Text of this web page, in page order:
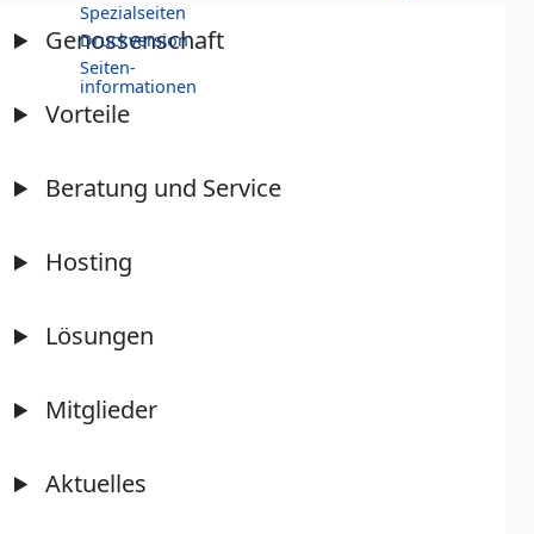
Spezialseiten
Druckversion
Seiten­­
informationen
Genossenschaft
Vorteile
Beratung und Service
Hosting
Lösungen
Mitglieder
Aktuelles